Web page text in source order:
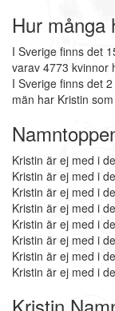
Hur många
I Sverige finns det
varav 4773 kvinnor
I Sverige finns det
män har Kristin
Kristin är ej med i
Kristin är ej med i
Kristin är ej med i
Kristin är ej med i
Kristin är ej med i
Kristin är ej med i
Kristin är ej med i
Kristin är ej med i